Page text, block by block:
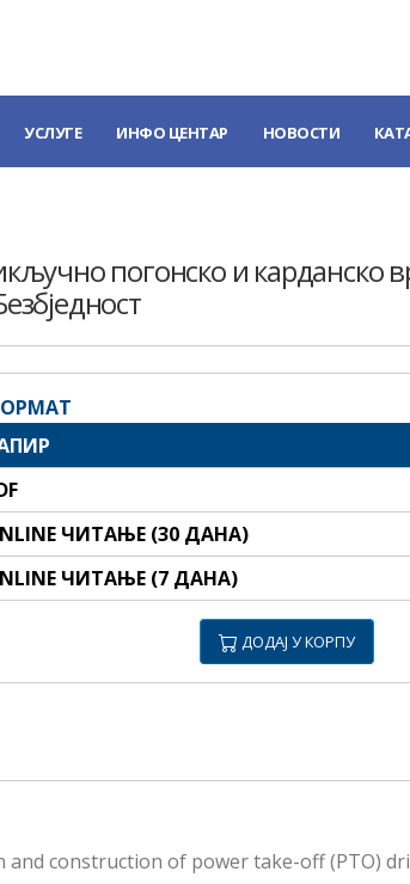
УСЛУГЕ ИНФО ЦЕНТАР НОВОСТИ
погонско и карданско
ЧИТАЊЕ (30 ДАНА)
ЧИТАЊЕ (7 ДАНА)
ДОДАЈ У КОРПУ
construction of power take-off (PTO)